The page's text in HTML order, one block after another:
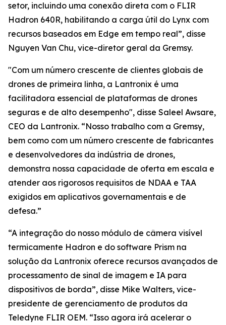
setor, incluindo uma conexão direta com o FLIR
Hadron 640R, habilitando a carga útil do Lynx com
recursos baseados em Edge em tempo real”, disse
Nguyen Van Chu, vice-diretor geral da Gremsy.
"Com um número crescente de clientes globais de
drones de primeira linha, a Lantronix é uma
facilitadora essencial de plataformas de drones
seguras e de alto desempenho", disse Saleel Awsare,
CEO da Lantronix. “Nosso trabalho com a Gremsy,
bem como com um número crescente de fabricantes
e desenvolvedores da indústria de drones,
demonstra nossa capacidade de oferta em escala e
atender aos rigorosos requisitos de NDAA e TAA
exigidos em aplicativos governamentais e de
defesa.”
“A integração do nosso módulo de câmera visível
termicamente Hadron e do software Prism na
solução da Lantronix oferece recursos avançados de
processamento de sinal de imagem e IA para
dispositivos de borda”, disse Mike Walters, vice-
presidente de gerenciamento de produtos da
Teledyne FLIR OEM. “Isso agora irá acelerar o